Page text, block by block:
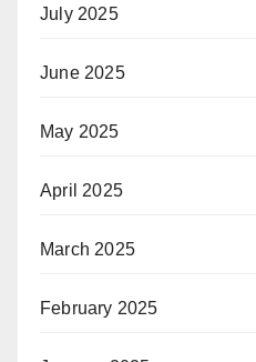
July 2025
June 2025
May 2025
April 2025
March 2025
February 2025